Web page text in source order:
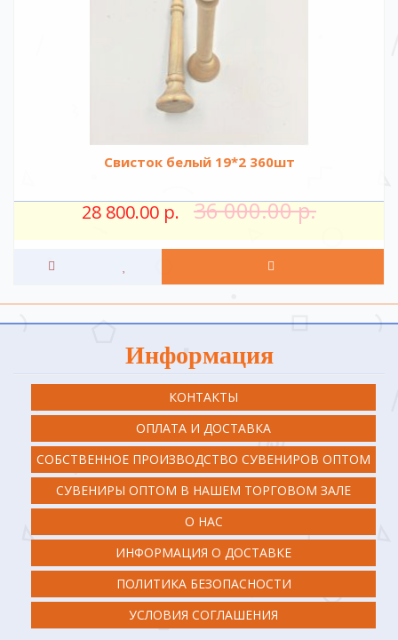
Свисток белый 19*2 360шт
28 800.00 р. 36 000.00 р.
Информация
КОНТАКТЫ
ОПЛАТА И ДОСТАВКА
СОБСТВЕННОЕ ПРОИЗВОДСТВО СУВЕНИРОВ ОПТОМ
СУВЕНИРЫ ОПТОМ В НАШЕМ ТОРГОВОМ ЗАЛЕ
О НАС
ИНФОРМАЦИЯ О ДОСТАВКЕ
ПОЛИТИКА БЕЗОПАСНОСТИ
УСЛОВИЯ СОГЛАШЕНИЯ